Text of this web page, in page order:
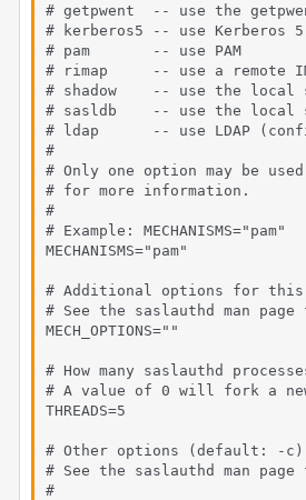
# getpwent  -- use the
# kerberos5 -- use Kerberos 5
# pam       -- use PAM
# rimap     -- use a remote
# shadow    -- use the local
# sasldb    -- use the local
# ldap      -- use LDAP
#
# Only one option may be
# for more information.
#
# Example: MECHANISMS="pam"
MECHANISMS="pam"
# Additional options for this
# See the saslauthd man
MECH_OPTIONS=""
# How many saslauthd
# A value of 0 will fork a
THREADS=5
# Other options (default: -c)
# See the saslauthd man
#